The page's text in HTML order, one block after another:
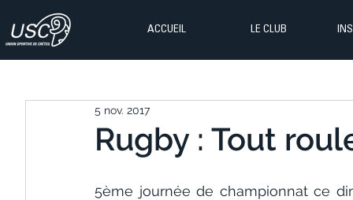
ACCUEIL LE CLUB
Rugby : Tout
5 nov. 2017
5ème journée de championnat ce